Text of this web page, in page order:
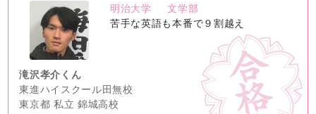
no
image
明治大学
文学部
苦手な英語も本番で９割越え
滝沢孝介くん
東進ハイスクール田無校
東京都 私立 錦城高校